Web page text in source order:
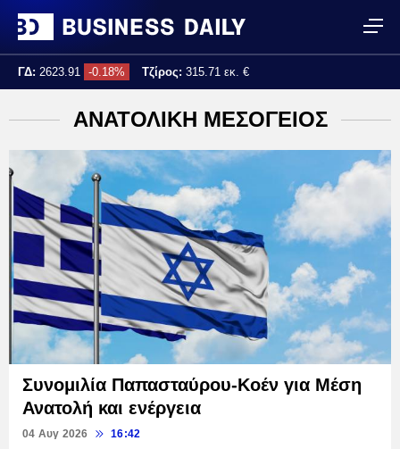
ΓΔ: 2623.91 -0.18% Τζίρος: 315.71 εκ. €
ΑΝΑΤΟΛΙΚΗ ΜΕΣΟΓΕΙΟΣ
Συνομιλία Παπασταύρου-Κοέν για Μέση
Ανατολή και ενέργεια
04 Αυγ 2026 16:42